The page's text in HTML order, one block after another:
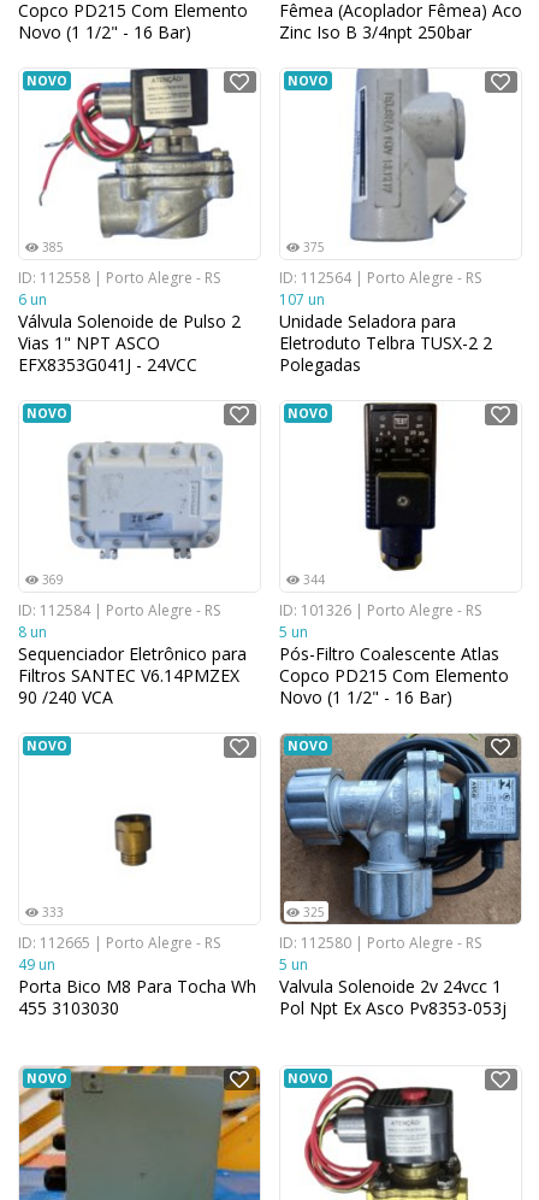
Copco PD215 Com Elemento
Novo (1 1/2" - 16 Bar)
Fêmea (Acoplador Fêmea) Aco
Zinc Iso B 3/4npt 250bar
NOVO
385
ID: 112558 | Porto Alegre - RS
6 un
Válvula Solenoide de Pulso 2
Vias 1" NPT ASCO
EFX8353G041J - 24VCC
NOVO
375
ID: 112564 | Porto Alegre - RS
107 un
Unidade Seladora para
Eletroduto Telbra TUSX-2 2
Polegadas
NOVO
369
ID: 112584 | Porto Alegre - RS
8 un
Sequenciador Eletrônico para
Filtros SANTEC V6.14PMZEX
90 /240 VCA
NOVO
344
ID: 101326 | Porto Alegre - RS
5 un
Pós-Filtro Coalescente Atlas
Copco PD215 Com Elemento
Novo (1 1/2" - 16 Bar)
NOVO
333
ID: 112665 | Porto Alegre - RS
49 un
Porta Bico M8 Para Tocha Wh
455 3103030
NOVO
325
ID: 112580 | Porto Alegre - RS
5 un
Valvula Solenoide 2v 24vcc 1
Pol Npt Ex Asco Pv8353-053j
NOVO NOVO